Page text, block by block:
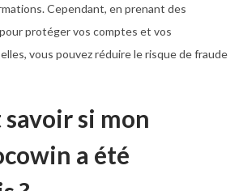
Cependant, en prenant des
protéger vos comptes et vos
vous pouvez réduire le risque de fraude
si mon
a été